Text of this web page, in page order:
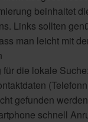
beinhaltet
Links sollten
man leicht mit
für die lokale
gefunden
schnell